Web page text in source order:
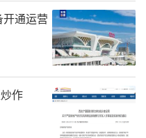
责任编辑：辛晓霞 韩存军
通运营
作